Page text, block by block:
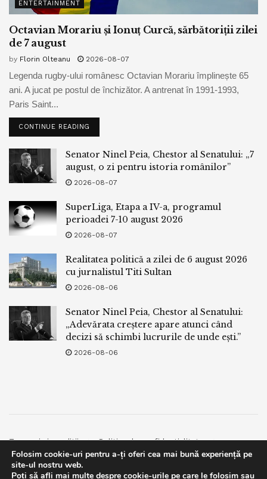
ENTERTAINMENT
Octavian Morariu și Ionuț Curcă, sărbătoriții zilei
de 7 august
by Florin Olteanu 2026-08-07
Legenda rugby-ului românesc Octavian Morariu împlinește 65
ani. A jucat pe postul de închizător. A antrenat în 1991-1993,
Paris Saint...
CONTINUE READING
Senator Ninel Peia, Chestor al Senatului: „7
august, o zi pentru istoria românilor”
2026-08-07
SuperLiga, Etapa a IV-a, programul
perioadei 7-10 august 2026
2026-08-07
Realitatea politică a zilei de 6 august 2026
cu jurnalistul Titi Sultan
2026-08-06
Senator Ninel Peia, Chestor al Senatului:
„Adevărata creștere apare atunci când
decizi să schimbi lucrurile de unde ești.”
2026-08-06
Termeni si conditii
Politica de confidentialitate
Facebook
Contact
© 2019bpnews- Business & Politics Newsbpnews.
Folosim cookie-uri pentru a-ți oferi cea mai bună experiență pe
site-ul nostru web.
Poți să afli mai multe despre cookie-urile pe care le folosim sau